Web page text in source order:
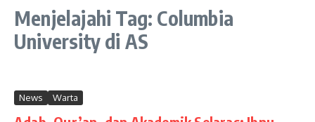
Menjelajahi Tag: Columbia
University di AS
News Warta